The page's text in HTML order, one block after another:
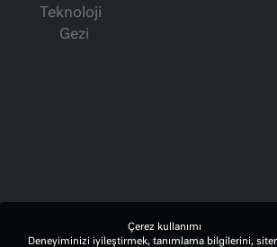
Teknoloji
Gezi
İsmet Berkan Yazıları
Çerez kullanımı
Deneyiminizi iyileştirmek, tanımlama bilgilerini,